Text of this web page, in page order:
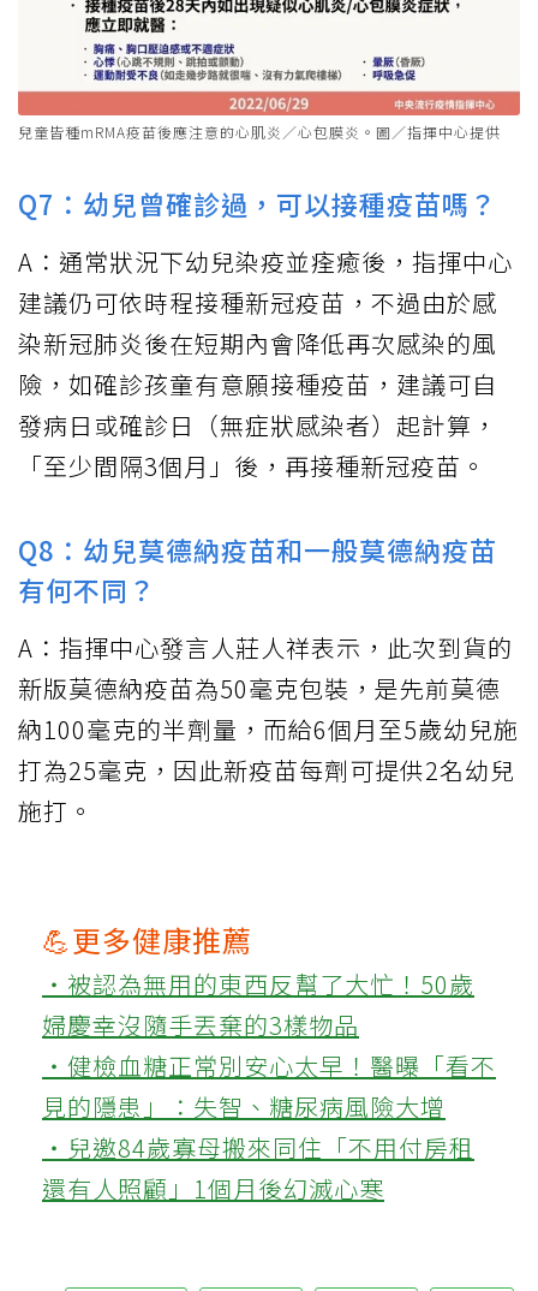
兒童皆種mRMA疫苗後應注意的心肌炎／心包膜炎。圖／指揮中心提供
Q7：幼兒曾確診過，可以接種疫苗嗎？
A：通常狀況下幼兒染疫並痊癒後，指揮中心
建議仍可依時程接種新冠疫苗，不過由於感
染新冠肺炎後在短期內會降低再次感染的風
險，如確診孩童有意願接種疫苗，建議可自
發病日或確診日（無症狀感染者）起計算，
「至少間隔3個月」後，再接種新冠疫苗。
Q8：幼兒莫德納疫苗和一般莫德納疫苗
有何不同？
A：指揮中心發言人莊人祥表示，此次到貨的
新版莫德納疫苗為50毫克包裝，是先前莫德
納100毫克的半劑量，而給6個月至5歲幼兒施
打為25毫克，因此新疫苗每劑可提供2名幼兒
施打。
💪更多健康推薦
‧被認為無用的東西反幫了大忙！50歲
婦慶幸沒隨手丟棄的3樣物品
‧健檢血糖正常別安心太早！醫曝「看不
見的隱患」：失智、糖尿病風險大增
‧兒邀84歲寡母搬來同住「不用付房租
還有人照顧」1個月後幻滅心寒